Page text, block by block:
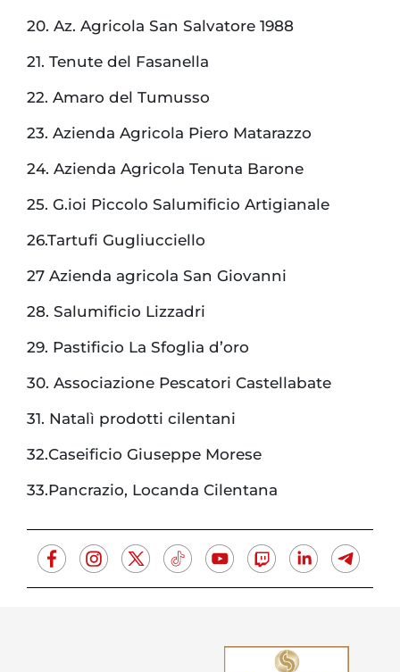
20. Az. Agricola San Salvatore 1988
21. Tenute del Fasanella
22. Amaro del Tumusso
23. Azienda Agricola Piero Matarazzo
24. Azienda Agricola Tenuta Barone
25. G.ioi Piccolo Salumificio Artigianale
26.Tartufi Gugliucciello
27 Azienda agricola San Giovanni
28. Salumificio Lizzadri
29. Pastificio La Sfoglia d’oro
30. Associazione Pescatori Castellabate
31. Natalì prodotti cilentani
32.Caseificio Giuseppe Morese
33.Pancrazio, Locanda Cilentana